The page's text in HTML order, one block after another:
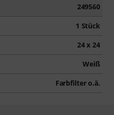
249560
1 Stück
24 x 24
Weiß
Farbfilter o.ä.